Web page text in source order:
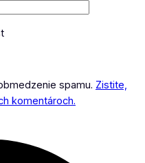
spamu. Zistite,
komentároch.